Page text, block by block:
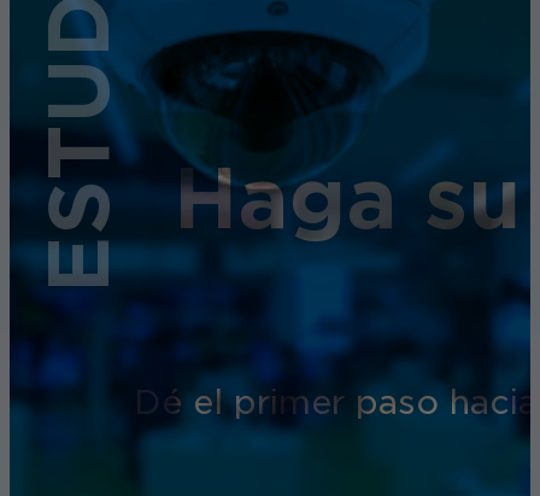
Haga
Dé el primer paso